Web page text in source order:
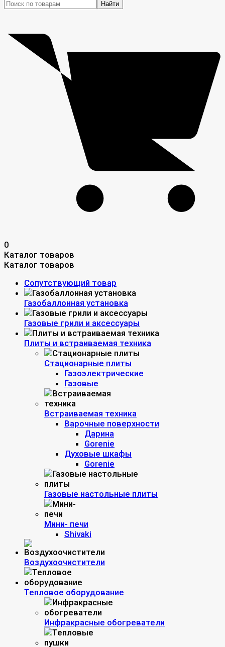
Найти
0
Каталог товаров
Каталог товаров
Сопутствующий товар
Газобаллонная установка
Газовые грили и аксессуары
Плиты и встраиваемая техника
Стационарные плиты
Газоэлектрические
Газовые
Встраиваемая техника
Варочные поверхности
Дарина
Gorenie
Духовые шкафы
Gorenie
Газовые настольные плиты
Мини- печи
Shivaki
Воздухоочистители
Тепловое оборудование
Инфракрасные обогреватели